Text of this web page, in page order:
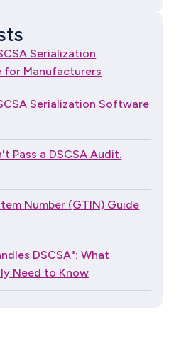
Serialization
for Manufacturers
Serialization Software
Pass a DSCSA Audit.
Number (GTIN) Guide
DSCSA": What
Need to Know